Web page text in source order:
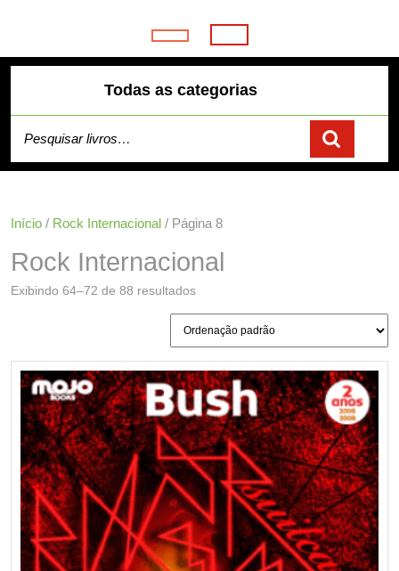
Open
Button
Todas as categorias
Início / Rock Internacional / Página 8
Rock Internacional
Exibindo 64–72 de 88 resultados